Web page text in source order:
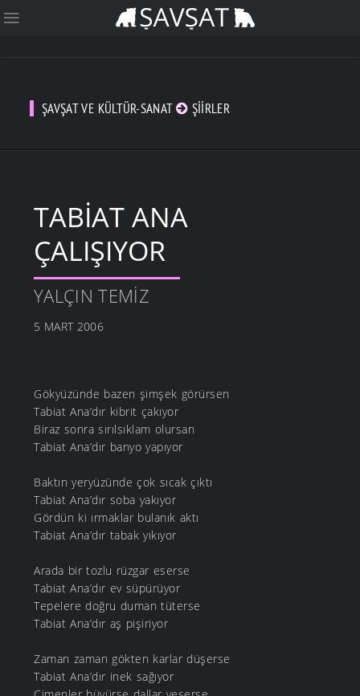
ŞAVŞAT VE KÜLTÜR-SANAT ŞIIRLER
TABİAT ANA
ÇALIŞIYOR
YALÇIN TEMIZ
5 MART 2006
Gökyüzünde bazen şimşek görürsen
Tabiat Ana’dır kibrit çakıyor
Biraz sonra sırılsıklam olursan
Tabiat Ana’dır banyo yapıyor
Baktın yeryüzünde çok sıcak çıktı
Tabiat Ana’dır soba yakıyor
Gördün ki ırmaklar bulanık aktı
Tabiat Ana’dır tabak yıkıyor
Arada bir tozlu rüzgar eserse
Tabiat Ana’dır ev süpürüyor
Tepelere doğru duman tüterse
Tabiat Ana’dır aş pişiriyor
Zaman zaman gökten karlar düşerse
Tabiat Ana’dır inek sağıyor